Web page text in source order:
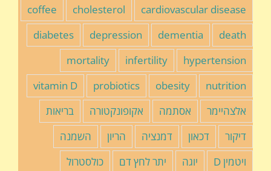
cardiovascular disease
cholesterol
coffee
death
dementia
depression
diabetes
hypertension
infertility
mortality
nutrition
obesity
probiotics
vitamin D
אלצהיימר
אסתמה אקופונקטורה
בריאות
דיקור
דכאון דמנציה הריון
השמנה
ויטמין D
יוגה יתר לחץ דם
כולסטרול